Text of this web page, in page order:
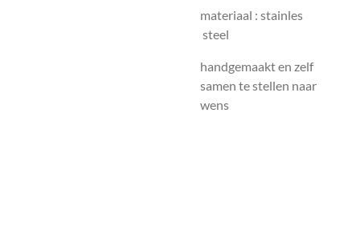
materiaal : stainles
steel
handgemaakt en zelf
samen te stellen naar
wens